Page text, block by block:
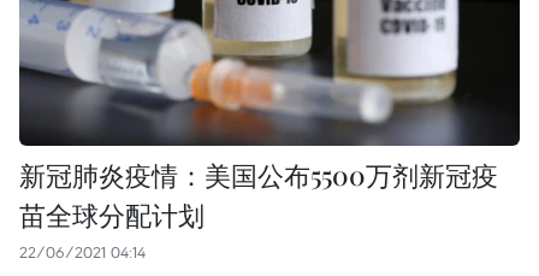
新冠肺炎疫情：美国公布5500万剂新冠疫
苗全球分配计划
22/06/2021 04:14